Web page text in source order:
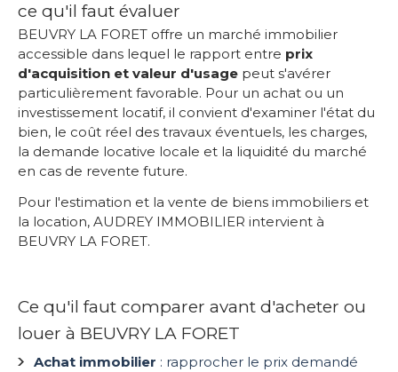
ce qu'il faut évaluer
BEUVRY LA FORET offre un marché immobilier
accessible dans lequel le rapport entre prix
d'acquisition et valeur d'usage peut s'avérer
particulièrement favorable. Pour un achat ou un
investissement locatif, il convient d'examiner l'état du
bien, le coût réel des travaux éventuels, les charges,
la demande locative locale et la liquidité du marché
en cas de revente future.
Pour l'estimation et la vente de biens immobiliers et
la location, AUDREY IMMOBILIER intervient à
BEUVRY LA FORET.
Ce qu'il faut comparer avant d'acheter ou
louer à BEUVRY LA FORET
Achat immobilier : rapprocher le prix demandé